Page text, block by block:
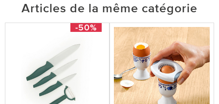
Articles de la même catégorie
-50%